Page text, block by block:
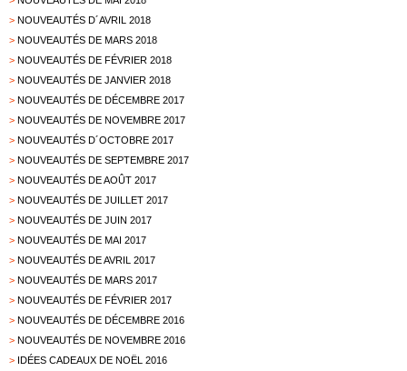
> NOUVEAUTÉS D´AVRIL 2018
> NOUVEAUTÉS DE MARS 2018
> NOUVEAUTÉS DE FÉVRIER 2018
> NOUVEAUTÉS DE JANVIER 2018
> NOUVEAUTÉS DE DÉCEMBRE 2017
> NOUVEAUTÉS DE NOVEMBRE 2017
> NOUVEAUTÉS D´OCTOBRE 2017
> NOUVEAUTÉS DE SEPTEMBRE 2017
> NOUVEAUTÉS DE AOÛT 2017
> NOUVEAUTÉS DE JUILLET 2017
> NOUVEAUTÉS DE JUIN 2017
> NOUVEAUTÉS DE MAI 2017
> NOUVEAUTÉS DE AVRIL 2017
> NOUVEAUTÉS DE MARS 2017
> NOUVEAUTÉS DE FÉVRIER 2017
> NOUVEAUTÉS DE DÉCEMBRE 2016
> NOUVEAUTÉS DE NOVEMBRE 2016
> IDÉES CADEAUX DE NOËL 2016